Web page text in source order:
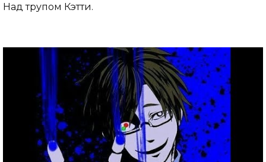
Над трупом Кэтти.